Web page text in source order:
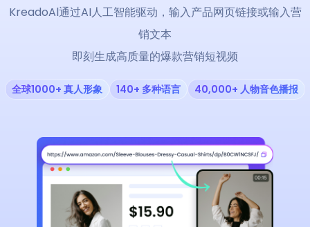
KreadoAl通过AI人工智能驱动，输入产品网页链接或输入营
销文本
即刻生成高质量的爆款营销短视频
全球1000+ 真人形象 140+ 多种语言 40,000+ 人物音色播报